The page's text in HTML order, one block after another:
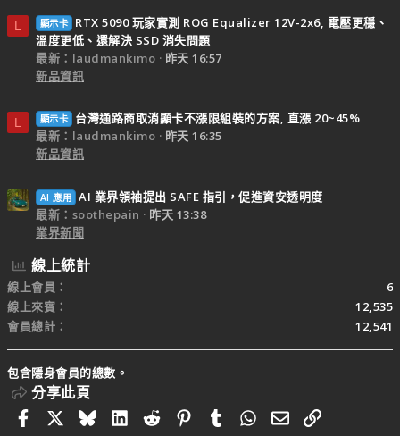
L 顯示卡
RTX 5090 玩家實測 ROG Equalizer 12V-2x6, 電壓更穩、
溫度更低、還解決 SSD 消失問題
最新：laudmankimo
昨天 16:57
新品資訊
L 顯示卡
台灣通路商取消顯卡不漲限組裝的方案, 直漲 20~45%
最新：laudmankimo
昨天 16:35
新品資訊
AI 應用 AI 業界領袖提出 SAFE 指引，促進資安透明度
最新：soothepain
昨天 13:38
業界新聞
線上統計
線上會員
6
線上來賓
12,535
會員總計
12,541
包含隱身會員的總數。
分享此頁
FacebookBlueskyLinkedIn
RedditPinterestTumblrWhatsApp
電子郵件
連結